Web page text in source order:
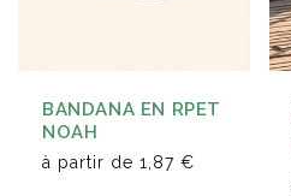
BANDANA EN RPET
NOAH
à partir de 1,87 €